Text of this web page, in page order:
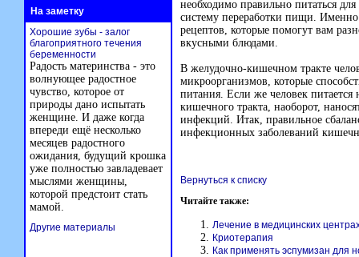
необходимо правильно питаться
систему переработки пищи.
рецептов, которые помогут вам
вкусными блюдами.
В желудочно-кишечном тракте
микроорганизмов, которые
питания. Если же человек
кишечного тракта, наоборот,
инфекций. Итак, правильное
инфекционных заболеваний
Вернуться к списку
Читайте также:
Лечение в медицинских
Криотерапия
Как применять эспумизан для
На заметку
Хорошие зубы - залог
благоприятного течения
беременности
Радость материнства - это
волнующее радостное
чувство, которое от
природы дано испытать
женщине. И даже когда
впереди ещё несколько
месяцев радостного
ожидания, будущий крошка
уже полностью завладевает
мыслями женщины,
которой предстоит стать
мамой.
Другие материалы